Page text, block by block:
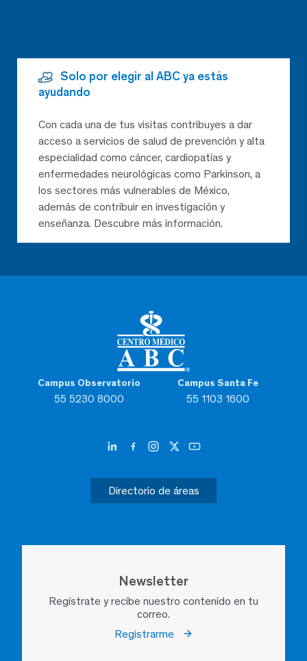
Campus Observatorio
55 5230 8000
Campus Santa Fe
55 1103 1600
Directorio de áreas
Newsletter
Regístrate y recibe nuestro contenido en tu
correo.
Registrarme
Solo por elegir al ABC ya estás
ayudando
Con cada una de tus visitas contribuyes a dar
acceso a servicios de salud de prevención y alta
especialidad como cáncer, cardiopatías y
enfermedades neurológicas como Parkinson, a
los sectores más vulnerables de México,
además de contribuir en investigación y
enseñanza. Descubre más información.